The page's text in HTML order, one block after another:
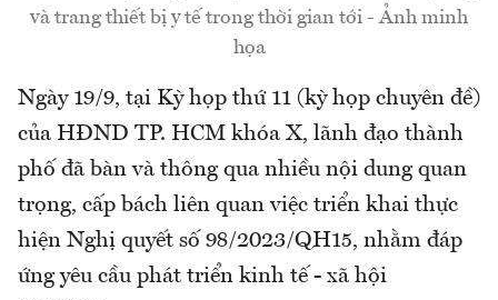
và trang thiết bị y tế trong thời gian tới - Ảnh minh
họa
Ngày 19/9, tại Kỳ họp thứ 11 (kỳ họp chuyên đề)
của HĐND TP. HCM khóa X, lãnh đạo thành
phố đã bàn và thông qua nhiều nội dung quan
trọng, cấp bách liên quan việc triển khai thực
hiện Nghị quyết số 98/2023/QH15, nhằm đáp
ứng yêu cầu phát triển kinh tế - xã hội